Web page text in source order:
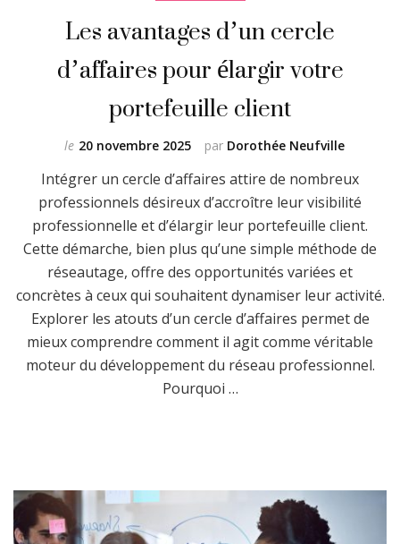
Les avantages d’un cercle
d’affaires pour élargir votre
portefeuille client
par Dorothée Neufville
le 20 novembre 2025
Intégrer un cercle d’affaires attire de nombreux
professionnels désireux d’accroître leur visibilité
professionnelle et d’élargir leur portefeuille client.
Cette démarche, bien plus qu’une simple méthode de
réseautage, offre des opportunités variées et
concrètes à ceux qui souhaitent dynamiser leur activité.
Explorer les atouts d’un cercle d’affaires permet de
mieux comprendre comment il agit comme véritable
moteur du développement du réseau professionnel.
Pourquoi …